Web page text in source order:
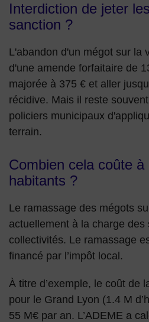
Interdiction de jeter
sanction ?
L'abandon d'un mégot sur la
d'une amende forfaitaire de
majorée à 375 € et aller
récidive. Mais il reste
policiers municipaux
terrain.
Combien cela coûte
habitants ?
Le ramassage des mégots
actuellement à la charge
collectivités. Le ramassage
financé par l’impôt local.
À titre d’exemple, le coût de
pour le Grand Lyon (1.4 M
55 M€ par an. L’ADEME a